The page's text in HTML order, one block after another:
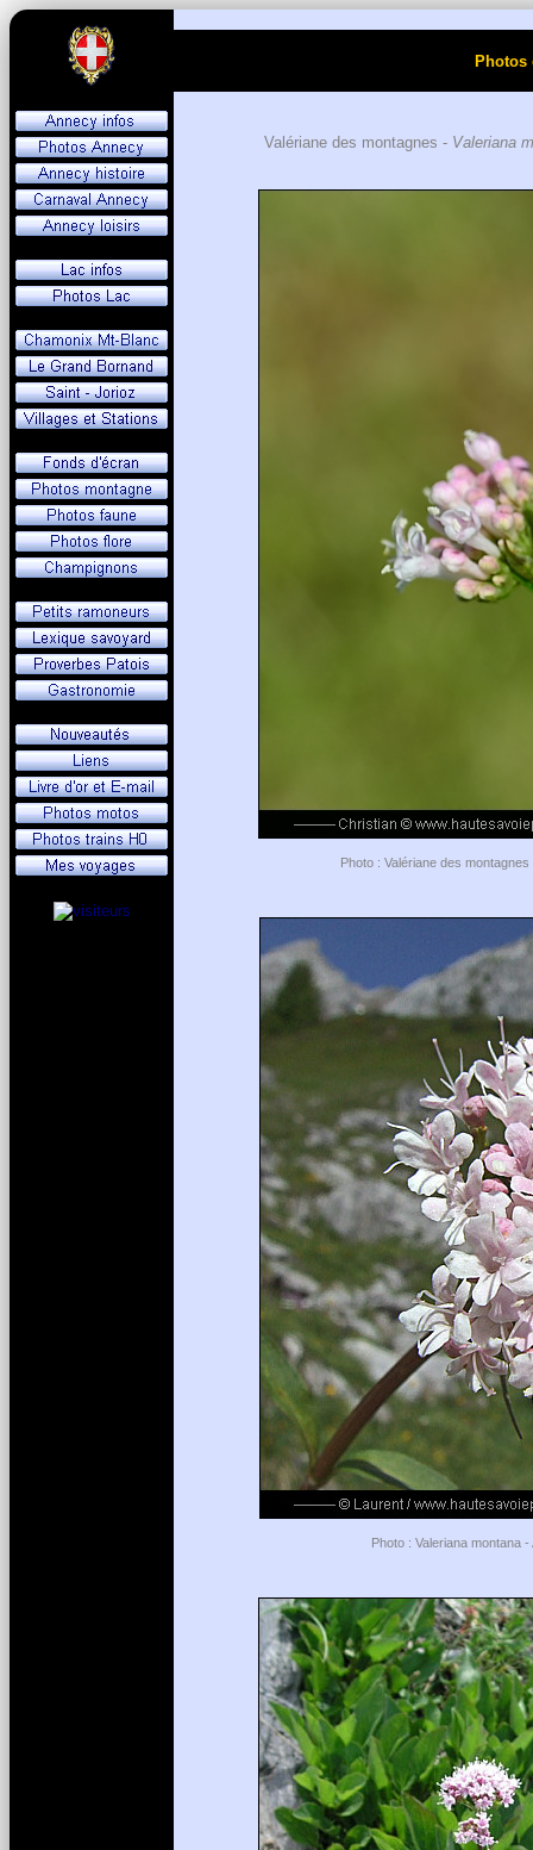
Valériane des montagnes - Valeriana
Photo : Valériane des
Photo : Valeriana montana